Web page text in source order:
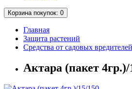
Корзина покупок: 0
Главная
Защита растений
Средства от садовых вредителей
Актара (пакет 4гр.)/